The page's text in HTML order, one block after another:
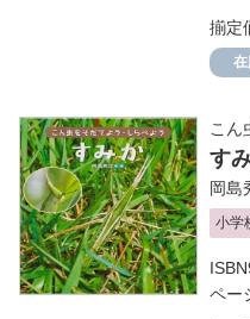
揃定
在
こん
す
岡島
小学
ペー